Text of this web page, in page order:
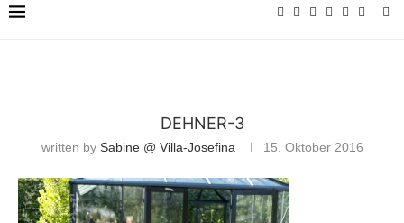
DEHNER-3
written by Sabine @ Villa-Josefina 15. Oktober 2016